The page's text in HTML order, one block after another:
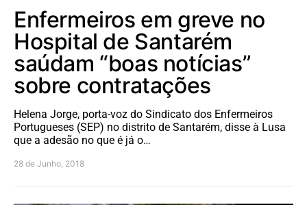
Enfermeiros em greve no
Hospital de Santarém
saúdam “boas notícias”
sobre contratações
Helena Jorge, porta-voz do Sindicato dos Enfermeiros
Portugueses (SEP) no distrito de Santarém, disse à Lusa
que a adesão no que é já o…
28 de Junho, 2018